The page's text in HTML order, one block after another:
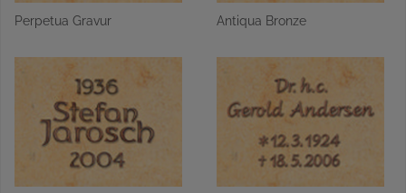
Perpetua Gravur Antiqua Bronze